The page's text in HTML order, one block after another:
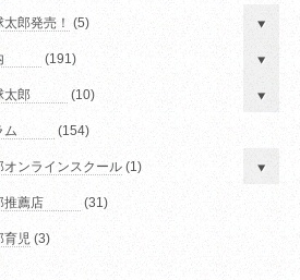
郎発売！ (5)
(191)
太郎 (10)
ム (154)
オンラインスクール (1)
推薦店 (31)
育児 (3)